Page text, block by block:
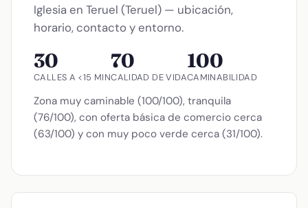
Iglesia en Teruel (Teruel) — ubicación,
horario, contacto y entorno.
30
CALLES A <15 MIN
70
CALIDAD DE VIDA
100
CAMINABILIDAD
Zona muy caminable (100/100), tranquila
(76/100), con oferta básica de comercio cerca
(63/100) y con muy poco verde cerca (31/100).